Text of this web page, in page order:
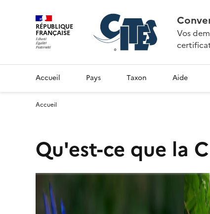
RÉPUBLIQUE
FRANÇAISE
Vos
Accueil Pays Taxon Aide
Accueil
Qu'est-ce que la